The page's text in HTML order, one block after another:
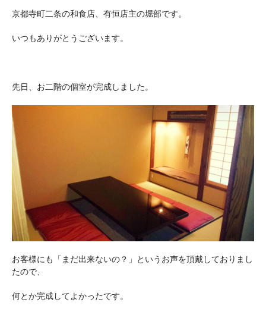
京都寺町二条の和食店、有恒店主の堀部です。
いつもありがとうございます。
先日、お二階の個室が完成しました。
お客様にも「まだ出来ないの？」というお声を頂戴しておりまし
たので、
何とか完成してよかったです。